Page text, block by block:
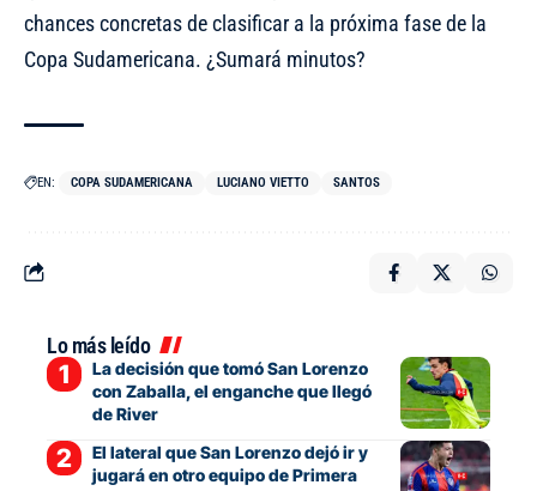
chances concretas de clasificar a la próxima fase de la
Copa Sudamericana. ¿Sumará minutos?
EN: COPA SUDAMERICANA LUCIANO VIETTO SANTOS
Lo más leído
La decisión que tomó San Lorenzo
con Zaballa, el enganche que llegó
de River
El lateral que San Lorenzo dejó ir y
jugará en otro equipo de Primera